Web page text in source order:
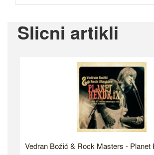
Slicni artikli
Vedran Božić & Rock Masters - Planet